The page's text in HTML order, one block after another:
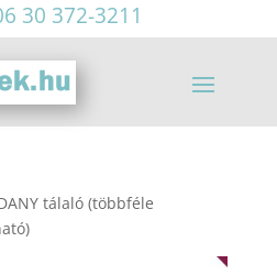
30 372-3211
tálaló (többféle